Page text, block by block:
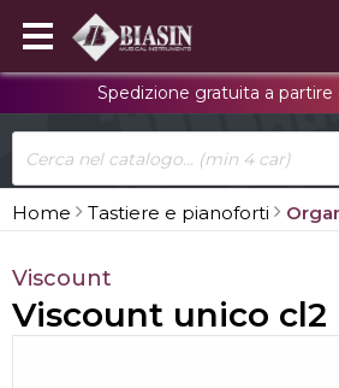
Spedizione gratuita a partire
Home Tastiere e pianoforti
Viscount
Viscount unico cl2